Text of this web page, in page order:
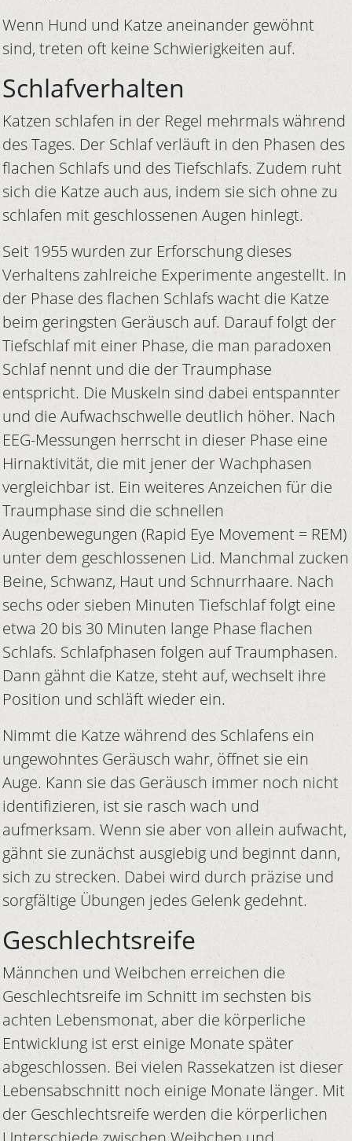
Wenn Hund und Katze aneinander gewöhnt
sind, treten oft keine Schwierigkeiten auf.
Schlafverhalten
Katzen schlafen in der Regel mehrmals während
des Tages. Der Schlaf verläuft in den Phasen des
flachen Schlafs und des Tiefschlafs. Zudem ruht
sich die Katze auch aus, indem sie sich ohne zu
schlafen mit geschlossenen Augen hinlegt.
Seit 1955 wurden zur Erforschung dieses
Verhaltens zahlreiche Experimente angestellt. In
der Phase des flachen Schlafs wacht die Katze
beim geringsten Geräusch auf. Darauf folgt der
Tiefschlaf mit einer Phase, die man paradoxen
Schlaf nennt und die der Traumphase
entspricht. Die Muskeln sind dabei entspannter
und die Aufwachschwelle deutlich höher. Nach
EEG-Messungen herrscht in dieser Phase eine
Hirnaktivität, die mit jener der Wachphasen
vergleichbar ist. Ein weiteres Anzeichen für die
Traumphase sind die schnellen
Augenbewegungen (Rapid Eye Movement = REM)
unter dem geschlossenen Lid. Manchmal zucken
Beine, Schwanz, Haut und Schnurrhaare. Nach
sechs oder sieben Minuten Tiefschlaf folgt eine
etwa 20 bis 30 Minuten lange Phase flachen
Schlafs. Schlafphasen folgen auf Traumphasen.
Dann gähnt die Katze, steht auf, wechselt ihre
Position und schläft wieder ein.
Nimmt die Katze während des Schlafens ein
ungewohntes Geräusch wahr, öffnet sie ein
Auge. Kann sie das Geräusch immer noch nicht
identifizieren, ist sie rasch wach und
aufmerksam. Wenn sie aber von allein aufwacht,
gähnt sie zunächst ausgiebig und beginnt dann,
sich zu strecken. Dabei wird durch präzise und
sorgfältige Übungen jedes Gelenk gedehnt.
Geschlechtsreife
Männchen und Weibchen erreichen die
Geschlechtsreife im Schnitt im sechsten bis
achten Lebensmonat, aber die körperliche
Entwicklung ist erst einige Monate später
abgeschlossen. Bei vielen Rassekatzen ist dieser
Lebensabschnitt noch einige Monate länger. Mit
der Geschlechtsreife werden die körperlichen